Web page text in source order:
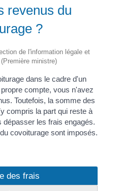
revenus du
?
de l'information légale et
ministre)
dans le cadre d'un
compte, vous n'avez
Toutefois, la somme des
compris la part qui reste à
dépasser les frais engagés.
covoiturage sont imposés.
des frais